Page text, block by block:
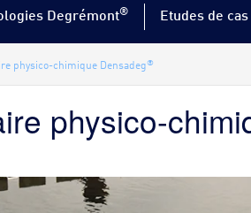
Degrémont® Etudes de cas
physico-chimique Densadeg®
physico-